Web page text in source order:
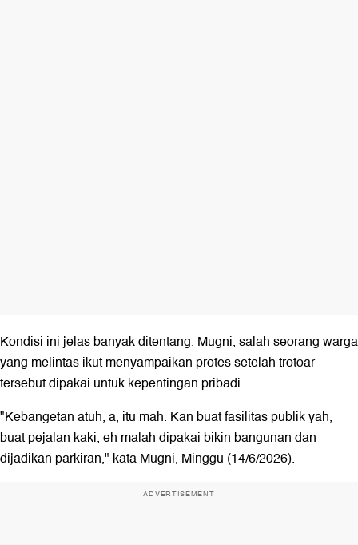
Kondisi ini jelas banyak ditentang. Mugni, salah seorang warga
yang melintas ikut menyampaikan protes setelah trotoar
tersebut dipakai untuk kepentingan pribadi.
"Kebangetan atuh, a, itu mah. Kan buat fasilitas publik yah,
buat pejalan kaki, eh malah dipakai bikin bangunan dan
dijadikan parkiran," kata Mugni, Minggu (14/6/2026).
ADVERTISEMENT